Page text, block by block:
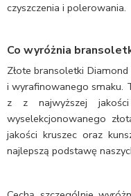
czyszczenia i polerowania.
Co wyróżnia
Złote bransoletki
i wyrafinowanego smaku.
z z najwyższej
wyselekcjonowanego
jakości kruszec oraz
najlepszą podstawę